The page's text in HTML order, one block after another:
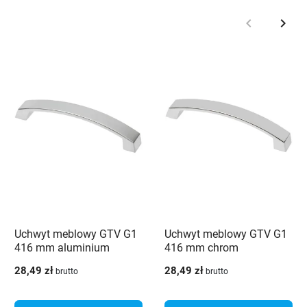
Poprzedni
keyboard_arrow_left keyboard_arrow_right
Uchwyt meblowy GTV G1
416 mm aluminium
28,49 zł brutto
Uchwyt meblowy GTV G1
416 mm chrom
28,49 zł brutto